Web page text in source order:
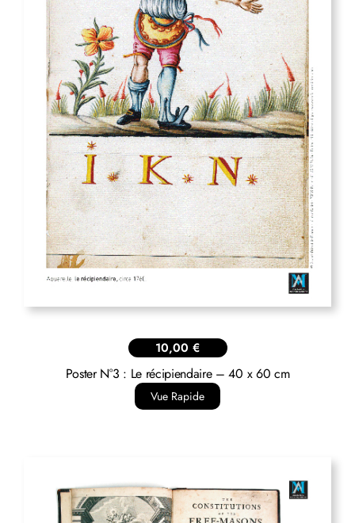
10,00 €
Poster N°3 : Le récipiendaire – 40 x 60 cm
Vue Rapide